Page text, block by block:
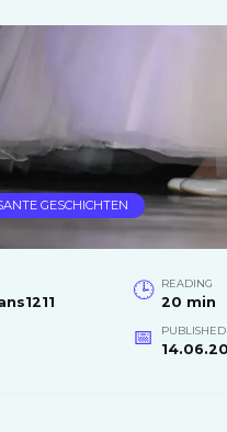
GESCHICHTEN
READING
20 min